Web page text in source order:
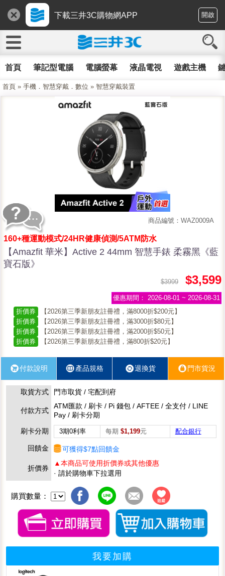
下載三井3C購物網APP 開啟
首頁 筆記型電腦 電腦螢幕 液晶電視 遊戲主機
首頁 » 手機．智慧穿戴．數位 » 智慧穿戴裝置
商品編號：WAZ0009A
160+種運動模式/24HR健康偵測/5ATM防水
【Amazfit 華米】Active 2 44mm 智慧手錶 柔霧黑《藍
寶石版》
$3999 $3,599
優惠期間： 2026-08-01 ~ 2026-08-31
折價券
【2026第三季新朋友註冊禮，滿8000折$200元】
折價券
【2026第三季新朋友註冊禮，滿3000折$80元】
折價券
【2026第三季新朋友註冊禮，滿2000折$50元】
折價券
【2026第三季新朋友註冊禮，滿800折$20元】
付款說明 產品規格 退換貨 門市貨況
取貨方式 門市取貨 / 宅配到府
付款方式
ATM匯款 / 刷卡 / Pi 錢包 / AFTEE / 全支付 / LINE
Pay / 刷卡分期
刷卡分期
3期0利率 每期 $1,199元 配合銀行
回饋金 可獲得$7點回饋金
折價券
▲本商品可使用折價券或其他優惠
· 請於購物車下拉選用
購買數量：
我要加購